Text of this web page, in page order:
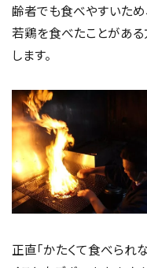
齢者でも食べやすいため
若鶏を食べたことがあ
します。
正直「かたくて食べられ